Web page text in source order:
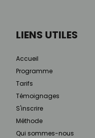
LIENS UTILES
Accueil
Programme
Tarifs
Témoignages
S'inscrire
Méthode
Qui sommes-nous